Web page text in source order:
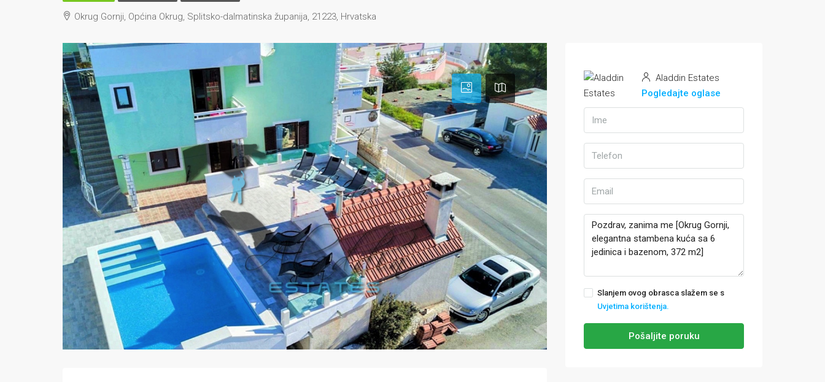
Okrug Gornji, Općina Okrug, Splitsko-dalmatinska županija, 21223, Hrvatska
Aladdin Estates
Pogledajte oglase
Slanjem ovog obrasca slažem se s
Uvjetima korištenja.
Pošaljite poruku